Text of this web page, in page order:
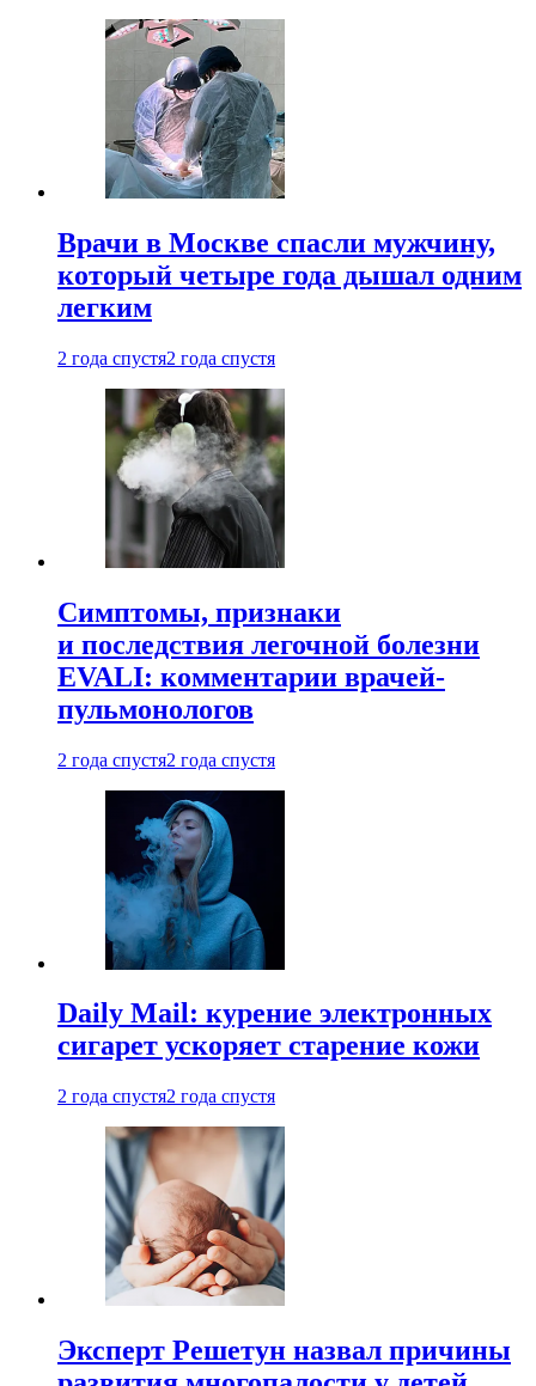
Врачи в Москве спасли мужчину,
который четыре года дышал одним
легким
2 года спустя2 года спустя
Симптомы, признаки
и последствия легочной болезни
EVALI: комментарии врачей-
пульмонологов
2 года спустя2 года спустя
Daily Mail: курение электронных
сигарет ускоряет старение кожи
2 года спустя2 года спустя
Эксперт Решетун назвал причины